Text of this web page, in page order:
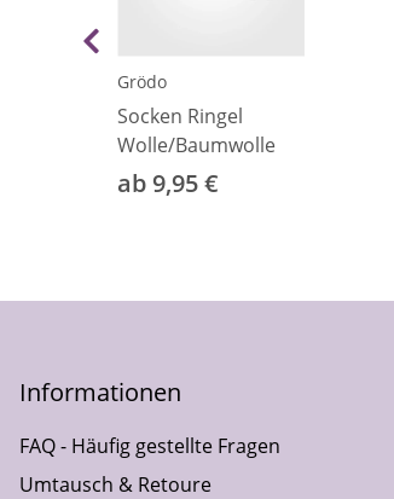
Grödo
Socken Ringel
Wolle/Baumwolle
ab 9,95 €
Informationen
FAQ - Häufig gestellte Fragen
Umtausch & Retoure